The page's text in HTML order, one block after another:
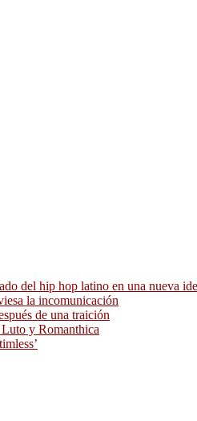
del hip hop latino en una nueva
la incomunicación
de una traición
Luto y Romanthica